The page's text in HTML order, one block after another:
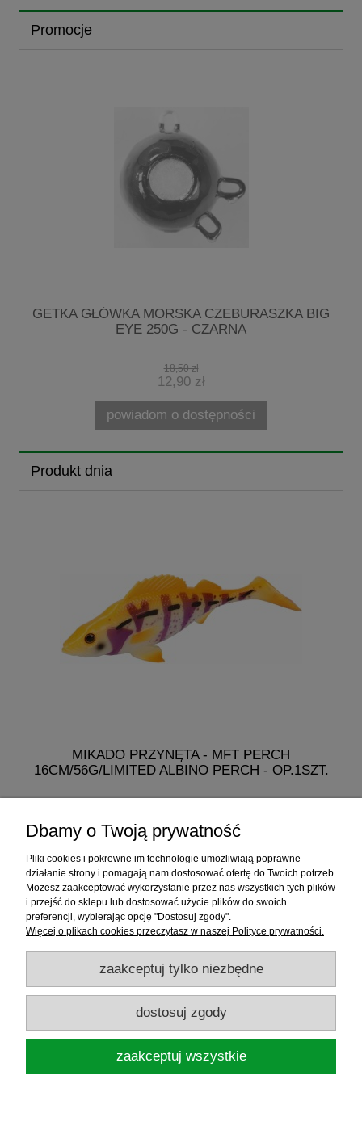
Promocje
GETKA GŁÓWKA MORSKA CZEBURASZKA BIG
EYE 250G - CZARNA
18,50 zł
12,90 zł
powiadom o dostępności
Produkt dnia
MIKADO PRZYNĘTA - MFT PERCH
16CM/56G/LIMITED ALBINO PERCH - OP.1SZT.
do koszyka
Informacje
Sklep internetowy
RATY
Promocje
Sklep Wędkarski ELDORADOul.Warszawska 35, 05-092 Łomianki, woj.
Dbamy o Twoją prywatność
Pliki cookies i pokrewne im technologie umożliwiają poprawne
działanie strony i pomagają nam dostosować ofertę do Twoich potrzeb.
Możesz zaakceptować wykorzystanie przez nas wszystkich tych plików
i przejść do sklepu lub dostosować użycie plików do swoich
preferencji, wybierając opcję "Dostosuj zgody".
Więcej o plikach cookies przeczytasz w naszej Polityce prywatności.
zaakceptuj tylko niezbędne
dostosuj zgody
zaakceptuj wszystkie